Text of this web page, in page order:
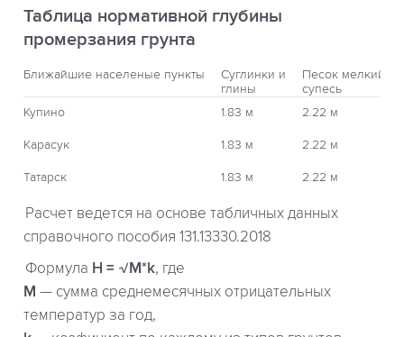
Таблица нормативной глубины
промерзания грунта
Ближайшие населеные пункты
Суглинки и
глины
Песок мелкий,
супесь
Купино
1.83 м 2.22 м
Карасук 1.83 м 2.22 м
Татарск 1.83 м 2.22 м
Расчет ведется на основе табличных данных
справочного пособия 131.13330.2018
Формула H = √M*k, где
М — сумма среднемесячных отрицательных
температур за год,